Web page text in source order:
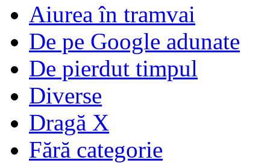
Aiurea în tramvai
De pe Google adunate
De pierdut timpul
Diverse
Dragă X
Fără categorie